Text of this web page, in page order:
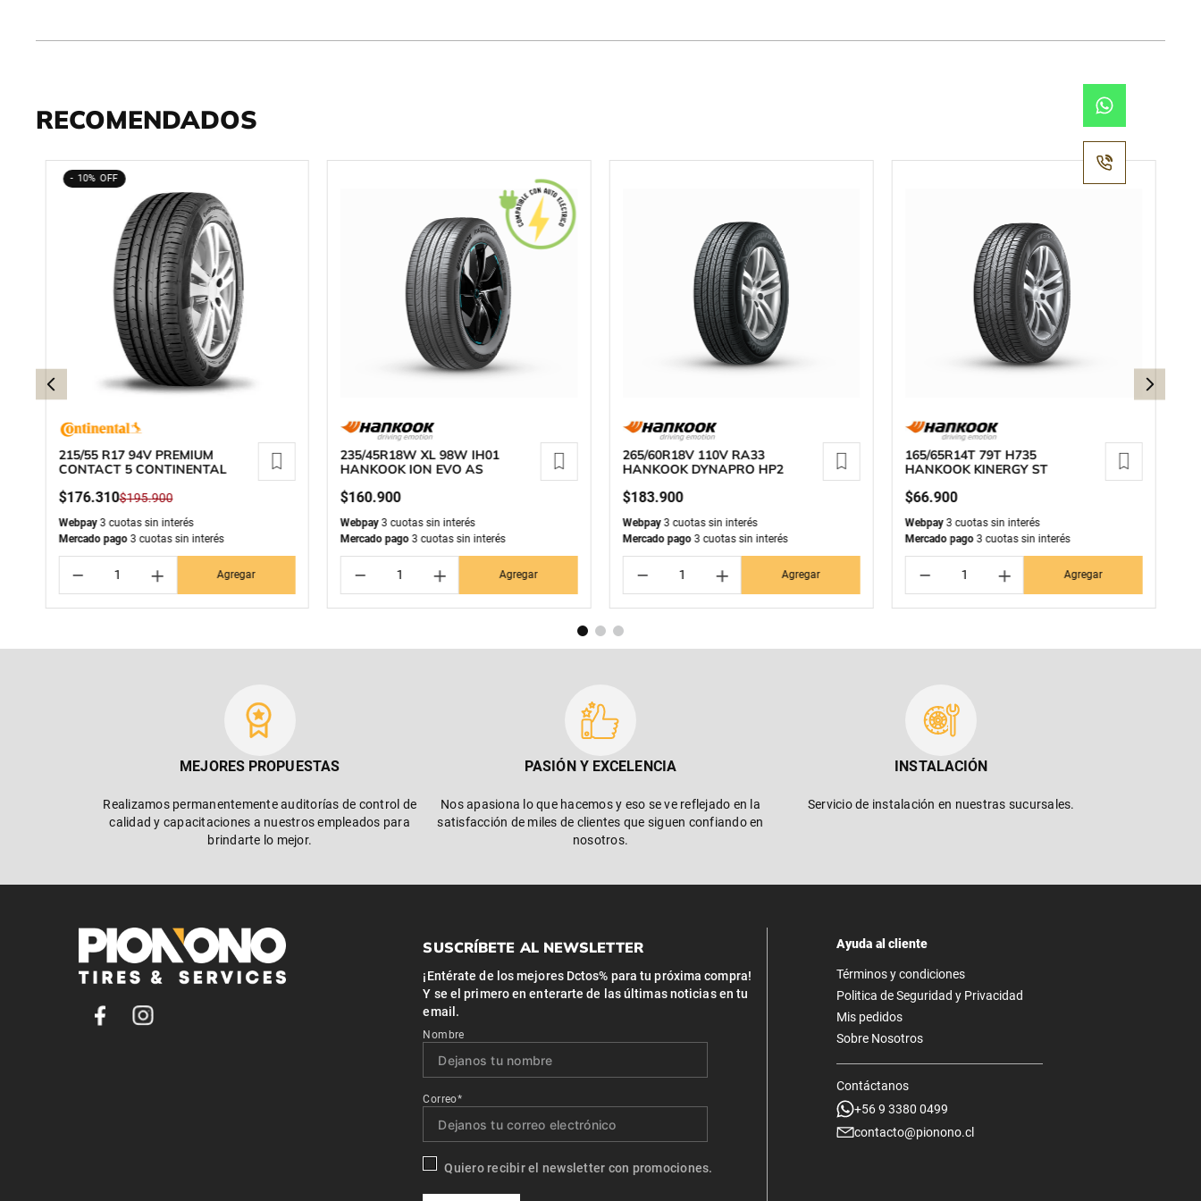
RECOMENDADOS
10%
215/55 R17 94V PREMIUM
CONTACT 5 CONTINENTAL
$176.310$195.900
Webpay3 cuotas sin interés
Mercado pago3 cuotas sin interés
＋
－ Agregar
235/45R18W XL 98W IH01
HANKOOK ION EVO AS
$160.900
Webpay 3 cuotas sin interés
Mercado pago 3 cuotas sin interés
＋
－ Agregar
265/60R18V 110V RA33
HANKOOK DYNAPRO HP2
$183.900
Webpay3 cuotas sin interés
Mercado pago3 cuotas sin interés
＋
－ Agregar
165/65R14T 79T H735
HANKOOK KINERGY ST
$66.900
Webpay3 cuotas sin interés
Mercado pago3 cuotas sin interés
＋
－ Agregar
MEJORES PROPUESTAS
Realizamos permanentemente auditorías de control de
calidad y capacitaciones a nuestros empleados para
brindarte lo mejor.
PASIÓN Y EXCELENCIA
Nos apasiona lo que hacemos y eso se ve reflejado en la
satisfacción de miles de clientes que siguen confiando en
nosotros.
INSTALACIÓN
Servicio de instalación en nuestras sucursales.
SUSCRÍBETE AL NEWSLETTER
¡Entérate de los mejores Dctos% para tu próxima compra!
Y se el primero en enterarte de las últimas noticias en tu
email.
Nombre
Correo*
Quiero recibir el newsletter con promociones.
Ayuda al cliente
Términos y condiciones
Politica de Seguridad y Privacidad
Mis pedidos
Sobre Nosotros
Contáctanos
+56 9 3380 0499
contacto@pionono.cl